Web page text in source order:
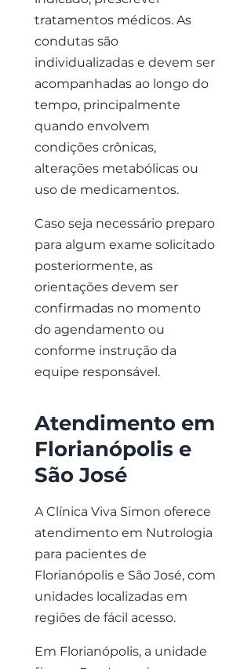
tratamentos médicos. As
condutas são
individualizadas e devem ser
acompanhadas ao longo do
tempo, principalmente
quando envolvem
condições crônicas,
alterações metabólicas ou
uso de medicamentos.
Caso seja necessário preparo
para algum exame solicitado
posteriormente, as
orientações devem ser
confirmadas no momento
do agendamento ou
conforme instrução da
equipe responsável.
Atendimento em
Florianópolis e
São José
A Clínica Viva Simon oferece
atendimento em Nutrologia
para pacientes de
Florianópolis e São José, com
unidades localizadas em
regiões de fácil acesso.
Em Florianópolis, a unidade